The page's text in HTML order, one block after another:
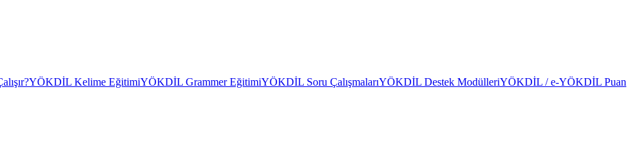
YÖKDİL Kelime EğitimiYÖKDİL Grammer EğitimiYÖKDİL Soru ÇalışmalarıYÖKDİL Destek ModülleriYÖKDİL / e-YÖKDİL Puan